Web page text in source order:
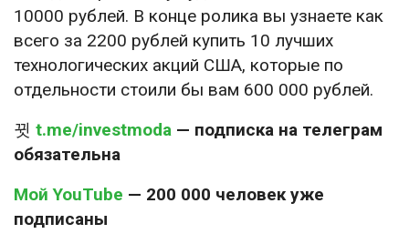
10000 рублей. В конце ролика вы узнаете как
всего за 2200 рублей купить 10 лучших
технологических акций США, которые по
отдельности стоили бы вам 600 000 рублей.
t.me/investmoda — подписка на телеграм
обязательна
Мой YouTube — 200 000 человек уже
подписаны